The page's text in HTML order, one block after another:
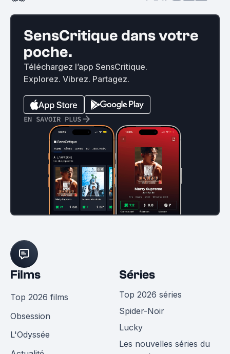
SensCritique dans votre
poche.
Téléchargez l’app SensCritique.
Explorez. Vibrez. Partagez.
EN SAVOIR PLUS
Films
Top 2026 films
Obsession
L'Odyssée
Séries
Top 2026 séries
Spider-Noir
Lucky
Les nouvelles séries du